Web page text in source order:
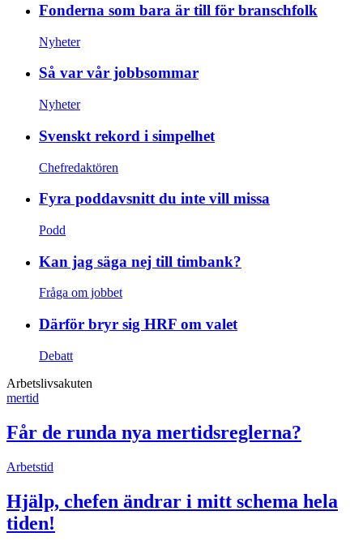
Fonderna som bara är till för branschfolk
Nyheter
Så var vår jobbsommar
Nyheter
Svenskt rekord i simpelhet
Chefredaktören
Fyra poddavsnitt du inte vill missa
Podd
Kan jag säga nej till timbank?
Fråga om jobbet
Därför bryr sig HRF om valet
Debatt
Arbetslivsakuten
mertid
Får de runda nya mertidsreglerna?
Arbetstid
Hjälp, chefen ändrar i mitt schema hela
tiden!